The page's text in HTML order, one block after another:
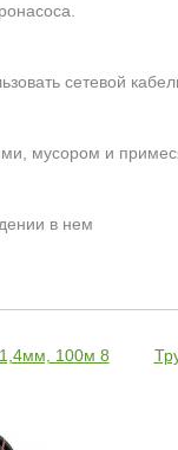
сетевой
мусором и
в нем
100м 8